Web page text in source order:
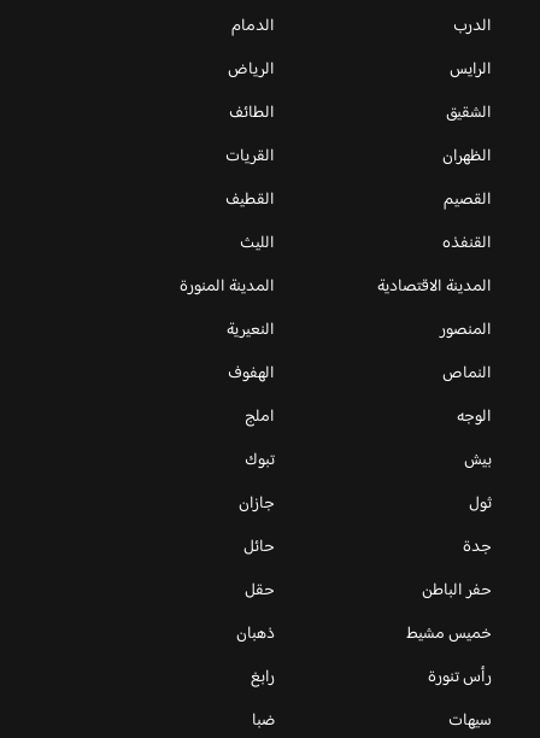
الدرب
الدمام
الرايس
الرياض
الشقيق
الطائف
الظهران
القريات
القصيم
القطيف
القنفذه
الليث
المدينة الاقتصادية
المدينة المنورة
المنصور
النعيرية
النماص
الهفوف
الوجه
املج
بيش
تبوك
ثول
جازان
جدة
حائل
حفر الباطن
حقل
خميس مشيط
ذهبان
رأس تنورة
رابغ
سيهات
ضبا